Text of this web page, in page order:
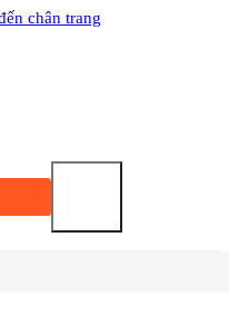
chân trang